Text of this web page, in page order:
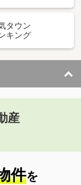
タウン
キング
産
件を